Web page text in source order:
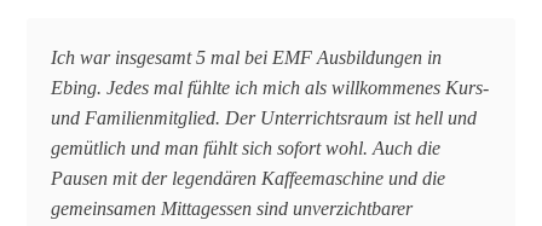
Ich war insgesamt 5 mal bei EMF Ausbildungen in
Ebing. Jedes mal fühlte ich mich als willkommenes Kurs-
und Familienmitglied. Der Unterrichtsraum ist hell und
gemütlich und man fühlt sich sofort wohl. Auch die
Pausen mit der legendären Kaffeemaschine und die
gemeinsamen Mittagessen sind unverzichtbarer